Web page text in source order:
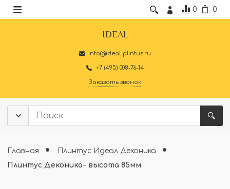
0 0
IDEAL
info@ideal-plintus.ru
+7 (495) 008-76-14
Заказать звонок
Главная
Плинтус Идеал Деконика
Плинтус Деконика- высота 85мм